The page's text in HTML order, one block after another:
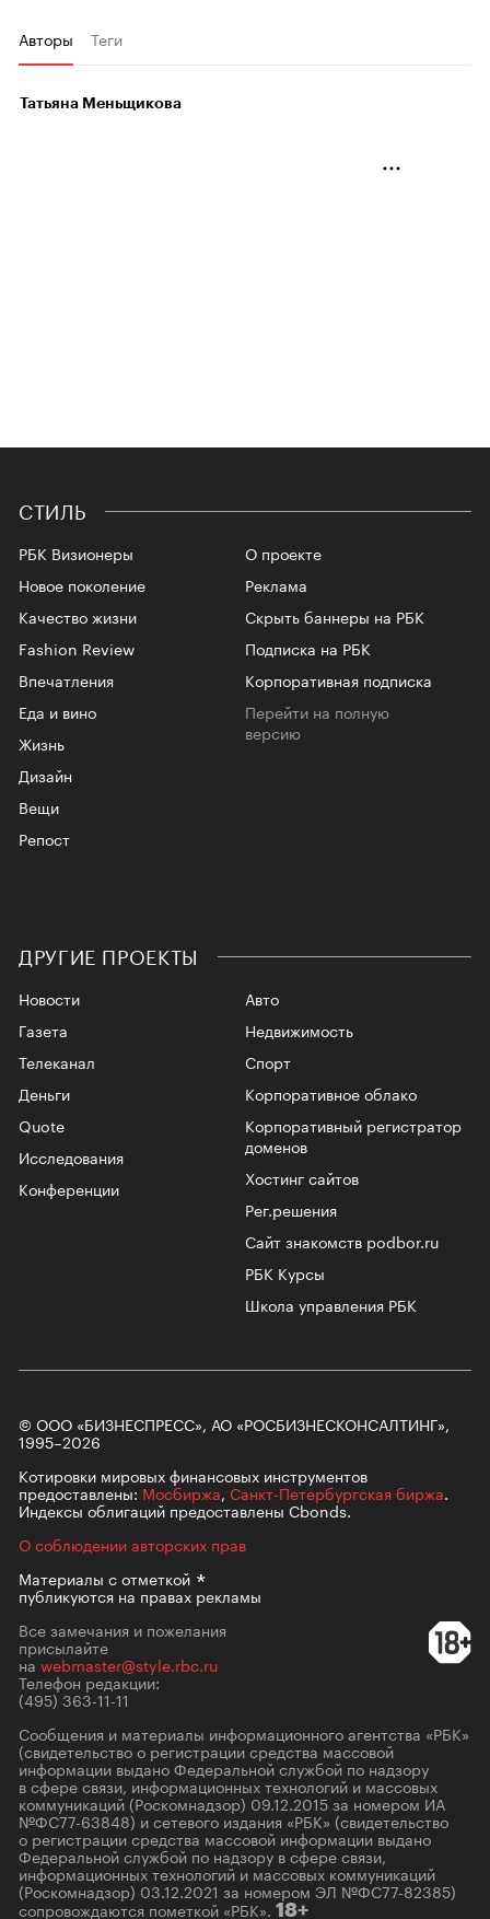
Авторы Теги
Татьяна Меньщикова
СТИЛЬ
РБК Визионеры
Новое поколение
Качество жизни
Fashion Review
Впечатления
Еда и вино
Жизнь
Дизайн
Вещи
Репост
О проекте
Реклама
Скрыть баннеры на РБК
Подписка на РБК
Корпоративная подписка
Перейти на полную
версию
ДРУГИЕ ПРОЕКТЫ
Новости
Газета
Телеканал
Авто
Недвижимость
Спорт
Корпоративное облако
Корпоративный регистратор
доменов
Хостинг сайтов
Рег.решения
Сайт знакомств podbor.ru
РБК Курсы
Школа управления РБК
Деньги
Quote
Исследования
Конференции
© ООО «БИЗНЕСПРЕСС», АО «РОСБИЗНЕСКОНСАЛТИНГ»,
1995–2026
Котировки мировых финансовых инструментов
предоставлены: Мосбиржа, Санкт-Петербургская биржа.
Индексы облигаций предоставлены Cbonds.
О соблюдении авторских прав
Материалы сотметкой
публикуются на правах рекламы
Все замечания и пожелания
присылайте
на webmaster@style.rbc.ru
Телефон редакции:
(495) 363-11-11
Сообщения и материалы информационного агентства «РБК»
(свидетельство о регистрации средства массовой
информации выдано Федеральной службой по надзору
в сфере связи, информационных технологий и массовых
коммуникаций (Роскомнадзор) 09.12.2015 за номером ИА
№ФС77-63848) и сетевого издания «РБК» (свидетельство
о регистрации средства массовой информации выдано
Федеральной службой по надзору в сфере связи,
информационных технологий и массовых коммуникаций
(Роскомнадзор) 03.12.2021 за номером ЭЛ №ФС77-82385)
сопровождаются пометкой «РБК». 18+